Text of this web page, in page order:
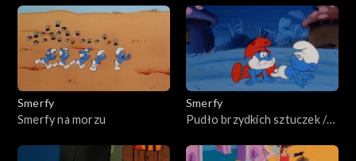
wysmerfować sny
Smerfy
Smerfy na morzu
Smerfy
Pudło brzydkich sztuczek /